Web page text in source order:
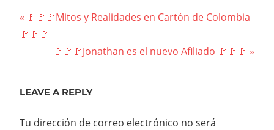
Navegación
de
Previous
Post:
🚩🚩🚩Mitos y Realidades en Cartón de Colombia
🚩🚩🚩
Next
🚩🚩🚩Jonathan es el nuevo Afiliado 🚩🚩🚩
LEAVE A REPLY
Tu dirección de correo electrónico no será